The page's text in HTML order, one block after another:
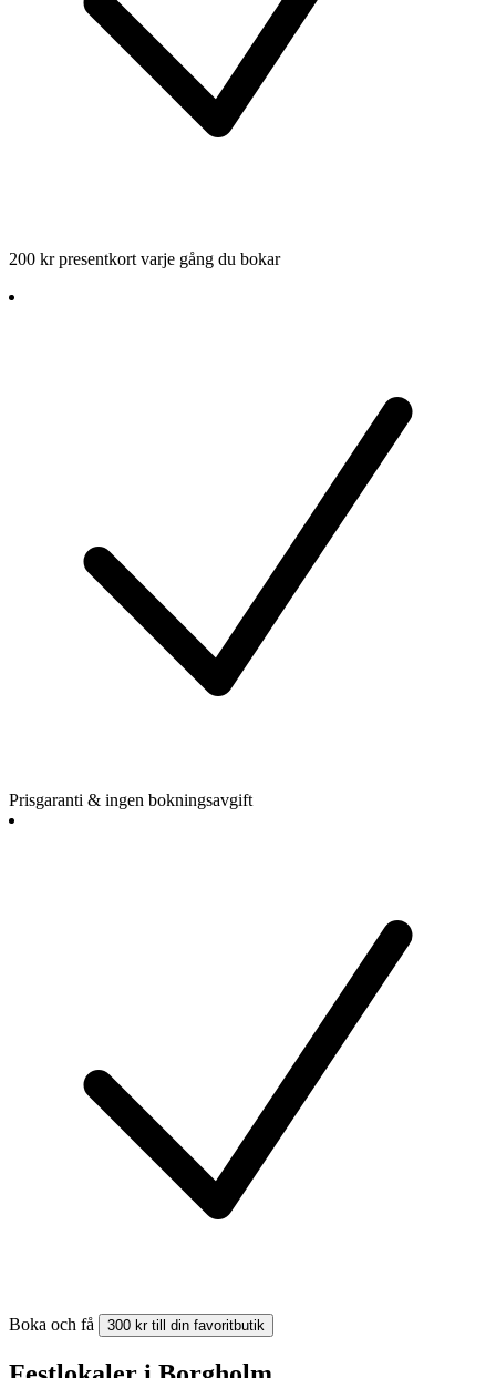
200 kr presentkort varje gång du bokar
Prisgaranti & ingen bokningsavgift
Boka och få 300 kr till din favoritbutik